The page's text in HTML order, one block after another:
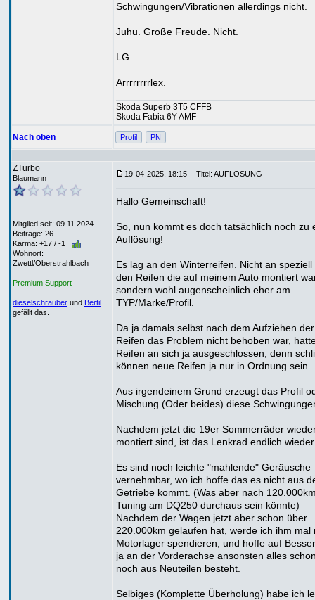
Schwingungen/Vibrationen allerdings nicht.
Juhu. Große Freude. Nicht.
LG
Arrrrrrrrlex.
Skoda Superb 3T5 CFFB
Skoda Fabia 6Y AMF
Nach oben Profil PN
ZTurbo
Blaumann
Mitglied seit: 09.11.2024
Beiträge: 26
Karma: +17 / -1
Wohnort:
Zwettl/Oberstrahlbach
Premium Support
dieselschrauber und Bertil
gefällt das.
19-04-2025, 18:15 Titel: AUFLÖSUNG
Hallo Gemeinschaft!
So, nun kommt es doch tatsächlich noch zu
Auflösung!
Es lag an den Winterreifen. Nicht an speziell
den Reifen die auf meinem Auto montiert
sondern wohl augenscheinlich eher am
TYP/Marke/Profil.
Da ja damals selbst nach dem Aufziehen
Reifen das Problem nicht behoben war,
Reifen an sich ja ausgeschlossen, denn
können neue Reifen ja nur in Ordnung sein.
Aus irgendeinem Grund erzeugt das Profil
Mischung (Oder beides) diese
Nachdem jetzt die 19er Sommerräder
montiert sind, ist das Lenkrad endlich
Es sind noch leichte "mahlende" Geräusche
vernehmbar, wo ich hoffe das es nicht aus
Getriebe kommt. (Was aber nach
Tuning am DQ250 durchaus sein könnte)
Nachdem der Wagen jetzt aber schon über
220.000km gelaufen hat, werde ich ihm mal
Motorlager spendieren, und hoffe auf
ja an der Vorderachse ansonsten alles
noch aus Neuteilen besteht.
Selbiges (Komplette Überholung) habe ich